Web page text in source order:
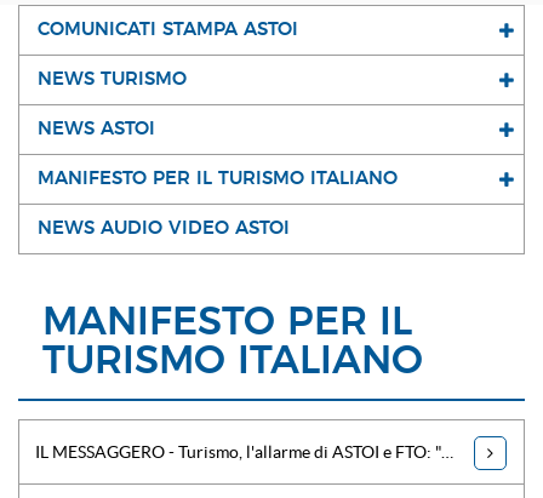
COMUNICATI STAMPA ASTOI
NEWS TURISMO
NEWS ASTOI
MANIFESTO PER IL TURISMO ITALIANO
NEWS AUDIO VIDEO ASTOI
MANIFESTO PER IL
TURISMO ITALIANO